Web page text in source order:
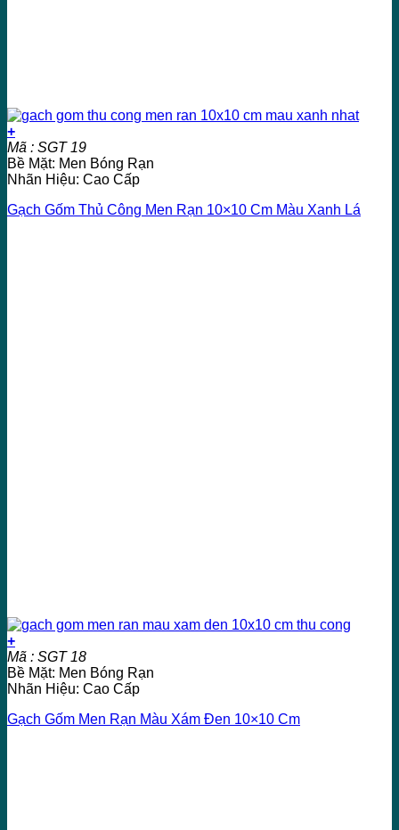
+
Mã : SGT 19
Bề Mặt: Men Bóng Rạn
Nhãn Hiệu: Cao Cấp
Gạch Gốm Thủ Công Men Rạn 10×10 Cm Màu Xanh Lá
+
Mã : SGT 18
Bề Mặt: Men Bóng Rạn
Nhãn Hiệu: Cao Cấp
Gạch Gốm Men Rạn Màu Xám Đen 10×10 Cm